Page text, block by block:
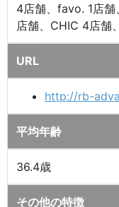
4店舗、favo. 1店
店舗、CHIC 4店舗
URL
http://rb-
平均年齢
36.4歳
その他の特徴